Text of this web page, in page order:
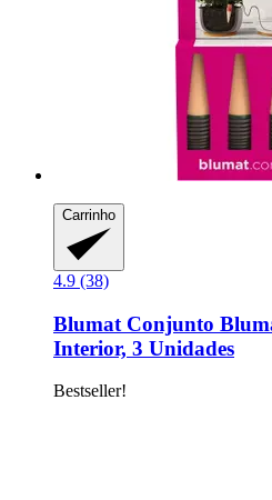
Carrinho
4.9 (38)
Blumat Conjunto
Interior, 3 Unidades
Bestseller!